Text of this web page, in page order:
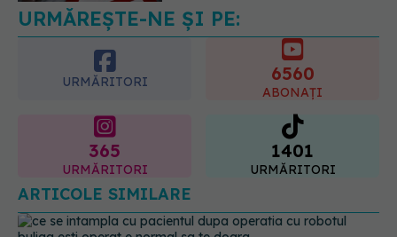
06.08.2026, 20:06
URMĂREȘTE-NE ȘI PE:
URMĂRITORI 6560
ABONAȚI
365
URMĂRITORI
1401
URMĂRITORI
ARTICOLE SIMILARE